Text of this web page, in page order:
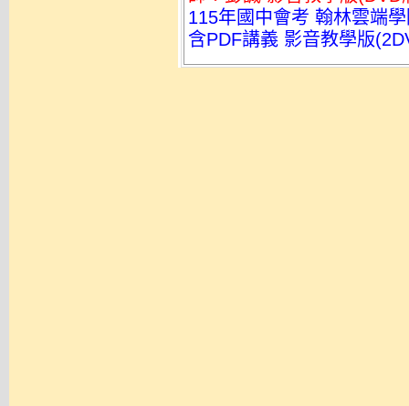
115年國中會考 翰林雲端
含PDF講義 影音教學版